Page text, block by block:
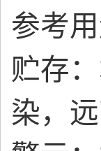
参考
贮存
染，远